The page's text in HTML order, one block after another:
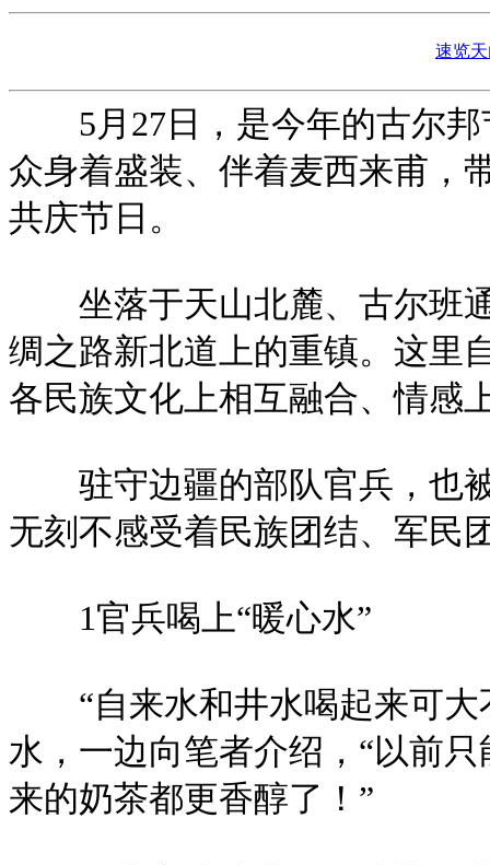
速览
5月27日，是今年的古尔邦
众身着盛装、伴着麦西来甫，
共庆节日。
坐落于天山北麓、古尔班通
绸之路新北道上的重镇。这里
各民族文化上相互融合、情感
驻守边疆的部队官兵，也被
无刻不感受着民族团结、军民
1官兵喝上“暖心水”
“自来水和井水喝起来可大
水，一边向笔者介绍，“以前
来的奶茶都更香醇了！”